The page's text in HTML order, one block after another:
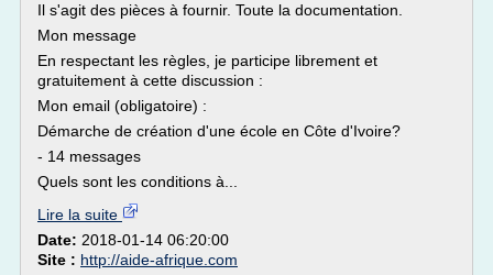
Il s'agit des pièces à fournir. Toute la documentation.
Mon message
En respectant les règles, je participe librement et
gratuitement à cette discussion :
Mon email (obligatoire) :
Démarche de création d'une école en Côte d'Ivoire?
- 14 messages
Quels sont les conditions à...
Lire la suite
Date: 2018-01-14 06:20:00
Site : http://aide-afrique.com